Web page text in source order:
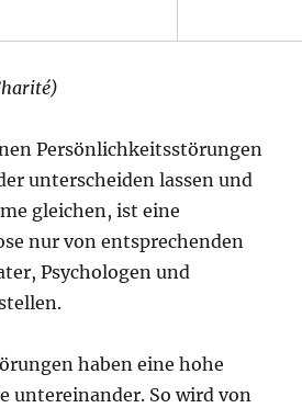
Persönlichkeitsstörungen
unterscheiden lassen und
gleichen, ist eine
nur von entsprechenden
Psychologen und
haben eine hohe
untereinander. So wird von